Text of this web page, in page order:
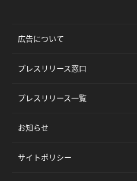
広告について
プレスリリース窓口
プレスリリース一覧
お知らせ
サイトポリシー